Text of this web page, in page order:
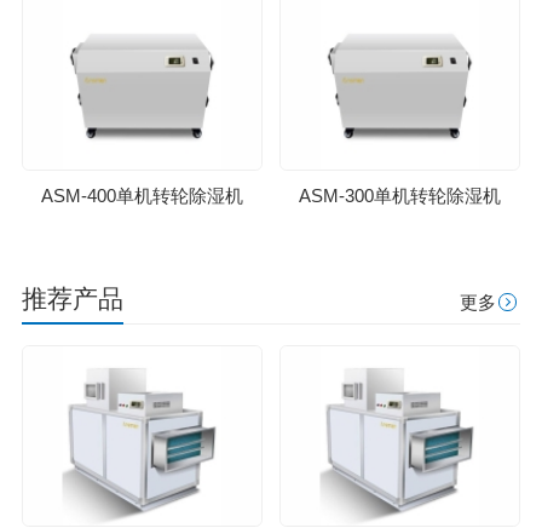
ASM-400单机转轮除湿机 ASM-300单机转轮除湿机
推荐产品 更多